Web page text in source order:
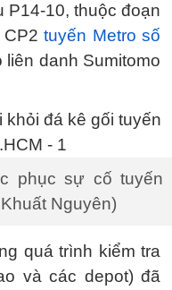
P14-10, thuộc đoạn
CP2tuyến Metro số
liên danh Sumitomo
phục sự cố tuyến
Nguyên)
quá trình kiểm tra
và các depot) đã